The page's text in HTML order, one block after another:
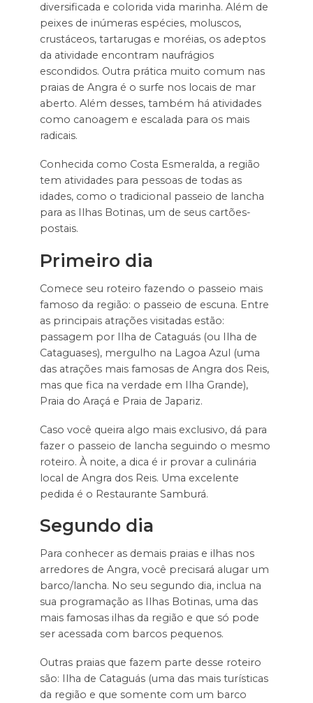
diversificada e colorida vida marinha. Além de
peixes de inúmeras espécies, moluscos,
crustáceos, tartarugas e moréias, os adeptos
da atividade encontram naufrágios
escondidos. Outra prática muito comum nas
praias de Angra é o surfe nos locais de mar
aberto. Além desses, também há atividades
como canoagem e escalada para os mais
radicais.
Conhecida como Costa Esmeralda, a região
tem atividades para pessoas de todas as
idades, como o tradicional passeio de lancha
para as Ilhas Botinas, um de seus cartões-
postais.
Primeiro dia
Comece seu roteiro fazendo o passeio mais
famoso da região: o passeio de escuna. Entre
as principais atrações visitadas estão:
passagem por Ilha de Cataguás (ou Ilha de
Cataguases), mergulho na Lagoa Azul (uma
das atrações mais famosas de Angra dos Reis,
mas que fica na verdade em Ilha Grande),
Praia do Araçá e Praia de Japariz.
Caso você queira algo mais exclusivo, dá para
fazer o passeio de lancha seguindo o mesmo
roteiro. À noite, a dica é ir provar a culinária
local de Angra dos Reis. Uma excelente
pedida é o Restaurante Samburá.
Segundo dia
Para conhecer as demais praias e ilhas nos
arredores de Angra, você precisará alugar um
barco/lancha. No seu segundo dia, inclua na
sua programação as Ilhas Botinas, uma das
mais famosas ilhas da região e que só pode
ser acessada com barcos pequenos.
Outras praias que fazem parte desse roteiro
são: Ilha de Cataguás (uma das mais turísticas
da região e que somente com um barco